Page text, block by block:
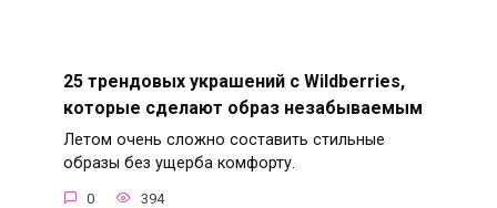
25 трендовых украшений с Wildberries,
которые сделают образ незабываемым
Летом очень сложно составить стильные
образы без ущерба комфорту.
0 394